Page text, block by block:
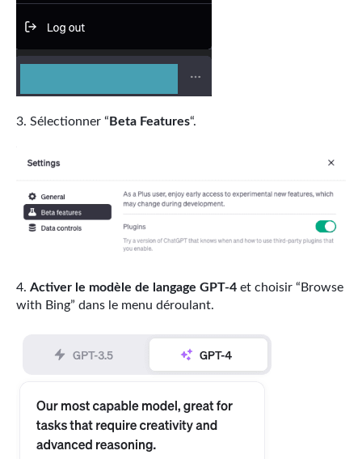
Sélectionner “ Beta Features“.
Activer le modèle de langage GPT-4 et choisir “Browse
with Bing” dans le menu déroulant.